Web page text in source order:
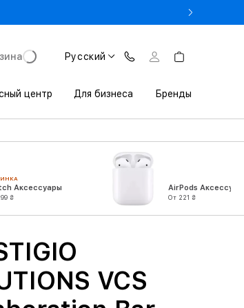
за Trade-in в iSpace з вигодою до 3800 грн.
Русский
центр Для бизнеса Бренды
Аксессуары
₴
AirPods
От 221 ₴
VCS